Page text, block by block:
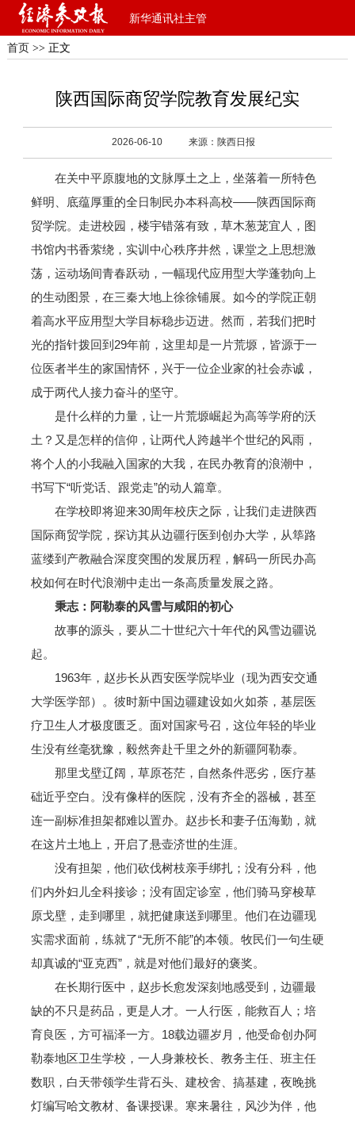
新华通讯社主管
首页 >> 正文
陕西国际商贸学院教育发展纪实
2026-06-10 来源：陕西日报
在关中平原腹地的文脉厚土之上，坐落着一所特色
鲜明、底蕴厚重的全日制民办本科高校——陕西国际商
贸学院。走进校园，楼宇错落有致，草木葱茏宜人，图
书馆内书香萦绕，实训中心秩序井然，课堂之上思想激
荡，运动场间青春跃动，一幅现代应用型大学蓬勃向上
的生动图景，在三秦大地上徐徐铺展。如今的学院正朝
着高水平应用型大学目标稳步迈进。然而，若我们把时
光的指针拨回到29年前，这里却是一片荒塬，皆源于一
位医者半生的家国情怀，兴于一位企业家的社会赤诚，
成于两代人接力奋斗的坚守。
是什么样的力量，让一片荒塬崛起为高等学府的沃
土？又是怎样的信仰，让两代人跨越半个世纪的风雨，
将个人的小我融入国家的大我，在民办教育的浪潮中，
书写下“听党话、跟党走”的动人篇章。
在学校即将迎来30周年校庆之际，让我们走进陕西
国际商贸学院，探访其从边疆行医到创办大学，从筚路
蓝缕到产教融合深度突围的发展历程，解码一所民办高
校如何在时代浪潮中走出一条高质量发展之路。
秉志：阿勒泰的风雪与咸阳的初心
故事的源头，要从二十世纪六十年代的风雪边疆说
起。
1963年，赵步长从西安医学院毕业（现为西安交通
大学医学部）。彼时新中国边疆建设如火如荼，基层医
疗卫生人才极度匮乏。面对国家号召，这位年轻的毕业
生没有丝毫犹豫，毅然奔赴千里之外的新疆阿勒泰。
那里戈壁辽阔，草原苍茫，自然条件恶劣，医疗基
础近乎空白。没有像样的医院，没有齐全的器械，甚至
连一副标准担架都难以置办。赵步长和妻子伍海勤，就
在这片土地上，开启了悬壶济世的生涯。
没有担架，他们砍伐树枝亲手绑扎；没有分科，他
们内外妇儿全科接诊；没有固定诊室，他们骑马穿梭草
原戈壁，走到哪里，就把健康送到哪里。他们在边疆现
实需求面前，练就了“无所不能”的本领。牧民们一句生硬
却真诚的“亚克西”，就是对他们最好的褒奖。
在长期行医中，赵步长愈发深刻地感受到，边疆最
缺的不只是药品，更是人才。一人行医，能救百人；培
育良医，方可福泽一方。18载边疆岁月，他受命创办阿
勒泰地区卫生学校，一人身兼校长、教务主任、班主任
数职，白天带领学生背石头、建校舍、搞基建，夜晚挑
灯编写哈文教材、备课授课。寒来暑往，风沙为伴，他